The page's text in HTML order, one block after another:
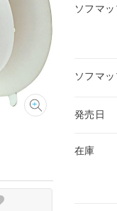
ソフマ
ソフマ
発売日
在庫